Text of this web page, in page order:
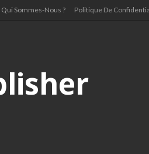
Qui Sommes-Nous ? Politique De